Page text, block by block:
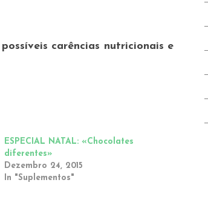
carências nutricionais e
ESPECIAL NATAL: «Chocolates
diferentes»
Dezembro 24, 2015
In "Suplementos"